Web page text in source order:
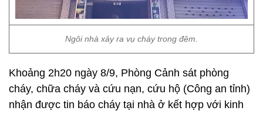
Ngôi nhà xảy ra vụ cháy trong đêm.
Khoảng 2h20 ngày 8/9, Phòng Cảnh sát phòng
cháy, chữa cháy và cứu nạn, cứu hộ (Công an tỉnh)
nhận được tin báo cháy tại nhà ở kết hợp với kinh